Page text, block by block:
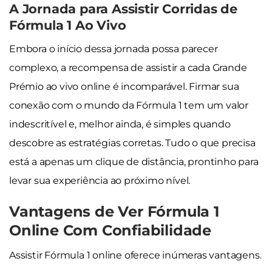
A Jornada para Assistir Corridas de
Fórmula 1 Ao Vivo
Embora o início dessa jornada possa parecer
complexo, a recompensa de assistir a cada Grande
Prémio ao vivo online é incomparável. Firmar sua
conexão com o mundo da Fórmula 1 tem um valor
indescritível e, melhor ainda, é simples quando
descobre as estratégias corretas. Tudo o que precisa
está a apenas um clique de distância, prontinho para
levar sua experiência ao próximo nível.
Vantagens de Ver Fórmula 1
Online Com Confiabilidade
Assistir Fórmula 1 online oferece inúmeras vantagens.